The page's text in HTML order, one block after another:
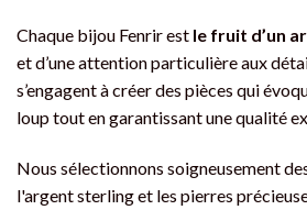
Chaque bijou Fenrir est le fruit d’un
et d’une attention particulière aux
s’engagent à créer des pièces qui
loup tout en garantissant une qualité
Nous sélectionnons soigneusement
l'argent sterling et les pierres